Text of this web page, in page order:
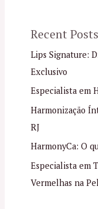
Recent Posts
Lips Signature:
Exclusivo
Especialista em
Harmonização
RJ
HarmonyCa: O
Especialista em
Vermelhas na